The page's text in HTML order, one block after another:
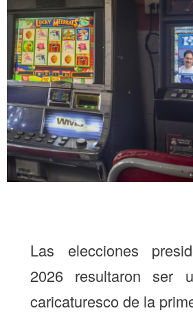
Las elecciones
2026 resultaron ser
caricaturesco de la